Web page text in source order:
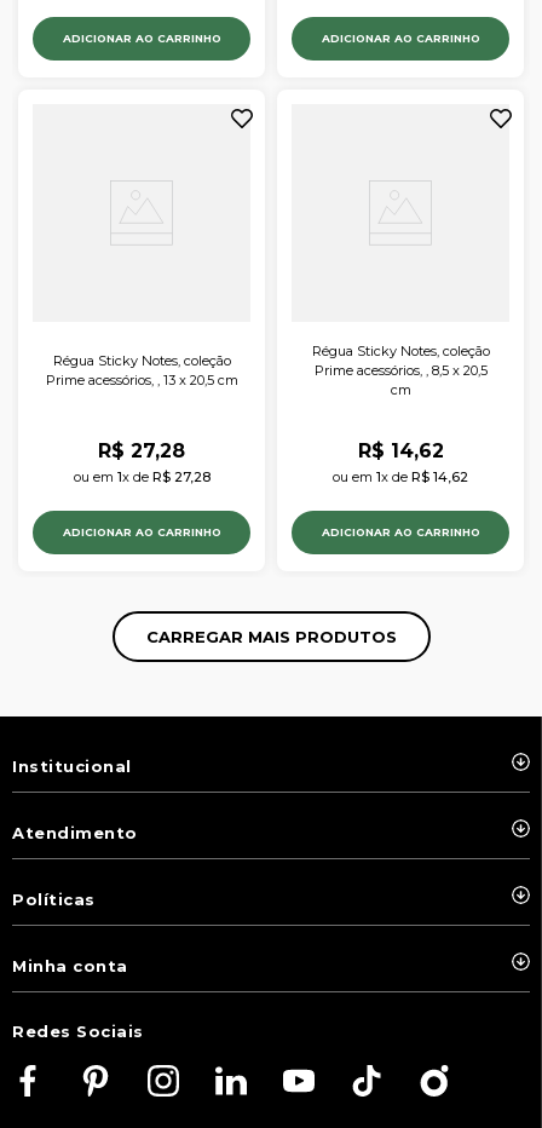
ADICIONAR AO CARRINHO ADICIONAR AO CARRINHO
Régua Sticky Notes, coleção
Prime acessórios, , 13 x 20,5 cm
R$ 27,28
ou em 1x de R$ 27,28
ADICIONAR AO CARRINHO
Régua Sticky Notes, coleção
Prime acessórios, , 8,5 x 20,5
cm
R$ 14,62
ou em 1x de R$ 14,62
ADICIONAR AO CARRINHO
Institucional
Atendimento
Políticas
Minha conta
Redes Sociais